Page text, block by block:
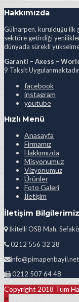
Hakkımızda
Gülnarpen, kurulduğu ilk
sektöre getirdiği
dünyada sürekli
Garanti – Axess –
9 Taksit
facebook
instagram
youtube
Hızlı Menü
Anasayfa
Firmamız
Hakkımızda
Misyonumuz
Vizyonumuz
Ürünler
Foto Galeri
İletişim
İletişim Bilgilerimiz
İkitelli OSB Mah.
0212 556 32 28
info@pimapenbayii.net
0212 507 64 48
Copyright 2018 Tüm